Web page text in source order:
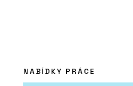
NABÍDKY PRÁCE